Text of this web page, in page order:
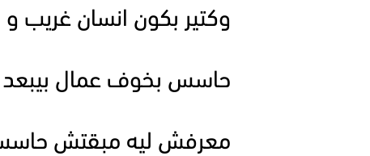
وكتير بكون انسان غريب
حاسس بخوف عمال
معرفش ليه مبقتش